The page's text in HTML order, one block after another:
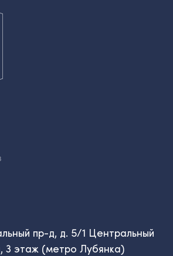
пр-д, д. 5/1 Центральный
3 этаж (метро Лубянка)